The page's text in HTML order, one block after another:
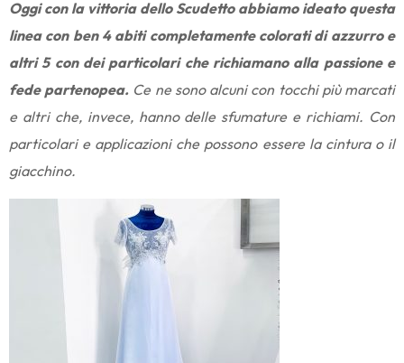
Oggi con la vittoria dello Scudetto abbiamo ideato questa
linea con ben 4 abiti completamente colorati di azzurro e
altri 5 con dei particolari che richiamano alla passione e
fede partenopea. Ce ne sono alcuni con tocchi più marcati
e altri che, invece, hanno delle sfumature e richiami. Con
particolari e applicazioni che possono essere la cintura o il
giacchino.